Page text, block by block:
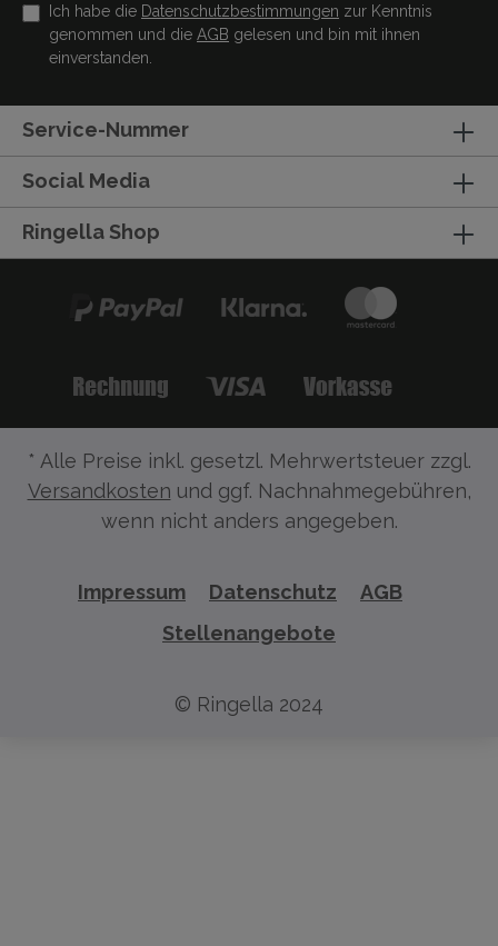
Ich habe die Datenschutzbestimmungen zur Kenntnis
genommen und die AGB gelesen und bin mit ihnen
einverstanden.
Service-Nummer
Social Media
Ringella Shop
* Alle Preise inkl. gesetzl. Mehrwertsteuer zzgl.
Versandkosten und ggf. Nachnahmegebühren,
wenn nicht anders angegeben.
Impressum Datenschutz
AGB
Stellenangebote
© Ringella 2024